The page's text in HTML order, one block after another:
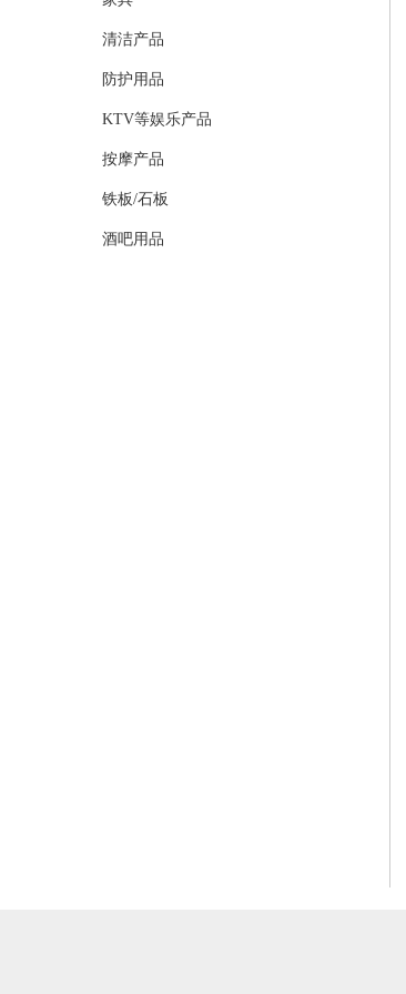
清洁产品
防护用品
KTV等娱乐产品
按摩产品
铁板/石板
酒吧用品